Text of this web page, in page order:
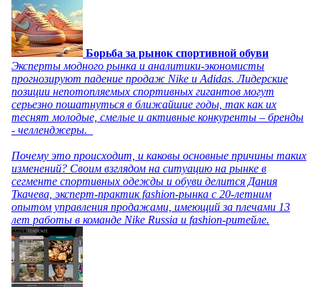
Борьба за рынок спортивной обуви
Эксперты модного рынка и аналитики-экономисты
прогнозируют падение продаж Nike и Adidas. Лидерские
позиции непотопляемых спортивных гигантов могут
серьезно пошатнуться в ближайшие годы, так как их
теснят молодые, смелые и активные конкуренты – бренды
- челленджеры.
Почему это происходит, и каковы основные причины таких
изменений? Своим взглядом на ситуацию на рынке в
сегменте спортивных одежды и обуви делится Дания
Ткачева, эксперт-практик fashion-рынка с 20-летним
опытом управления продажами, имеющий за плечами 13
лет работы в команде Nike Russia и fashion-ритейле.